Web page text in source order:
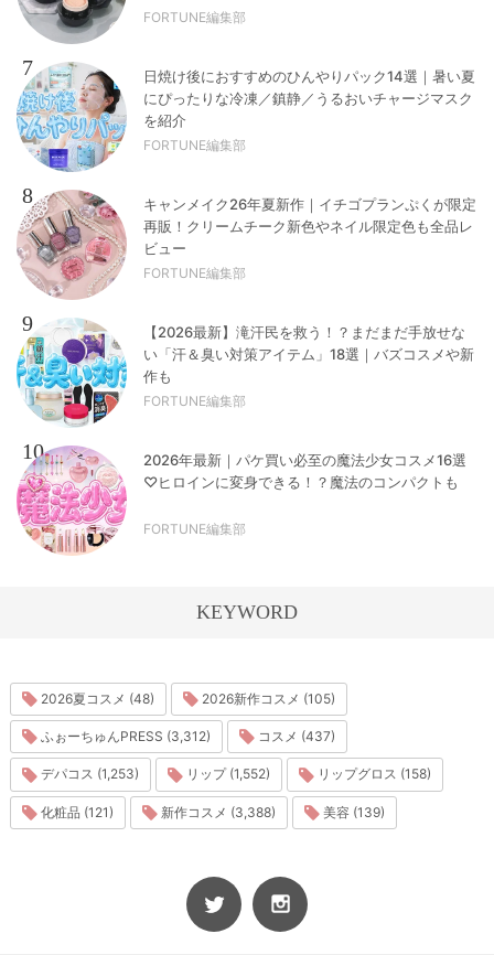
FORTUNE編集部
7
日焼け後におすすめのひんやりパック14選｜暑い夏
にぴったりな冷凍／鎮静／うるおいチャージマスク
を紹介
FORTUNE編集部
8
キャンメイク26年夏新作｜イチゴプランぷくが限定
再販！クリームチーク新色やネイル限定色も全品レ
ビュー
FORTUNE編集部
9
【2026最新】滝汗民を救う！？まだまだ手放せな
い「汗＆臭い対策アイテム」18選｜バズコスメや新
作も
FORTUNE編集部
10
2026年最新｜パケ買い必至の魔法少女コスメ16選
♡ヒロインに変身できる！？魔法のコンパクトも
FORTUNE編集部
KEYWORD
2026夏コスメ (48) 2026新作コスメ (105)
ふぉーちゅんPRESS (3,312) コスメ (437)
デパコス (1,253) リップ (1,552) リップグロス (158)
化粧品 (121) 新作コスメ (3,388) 美容 (139)